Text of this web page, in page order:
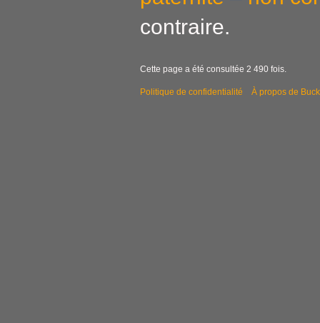
contraire.
Cette page a été consultée 2 490 fois.
Politique de confidentialité À propos de